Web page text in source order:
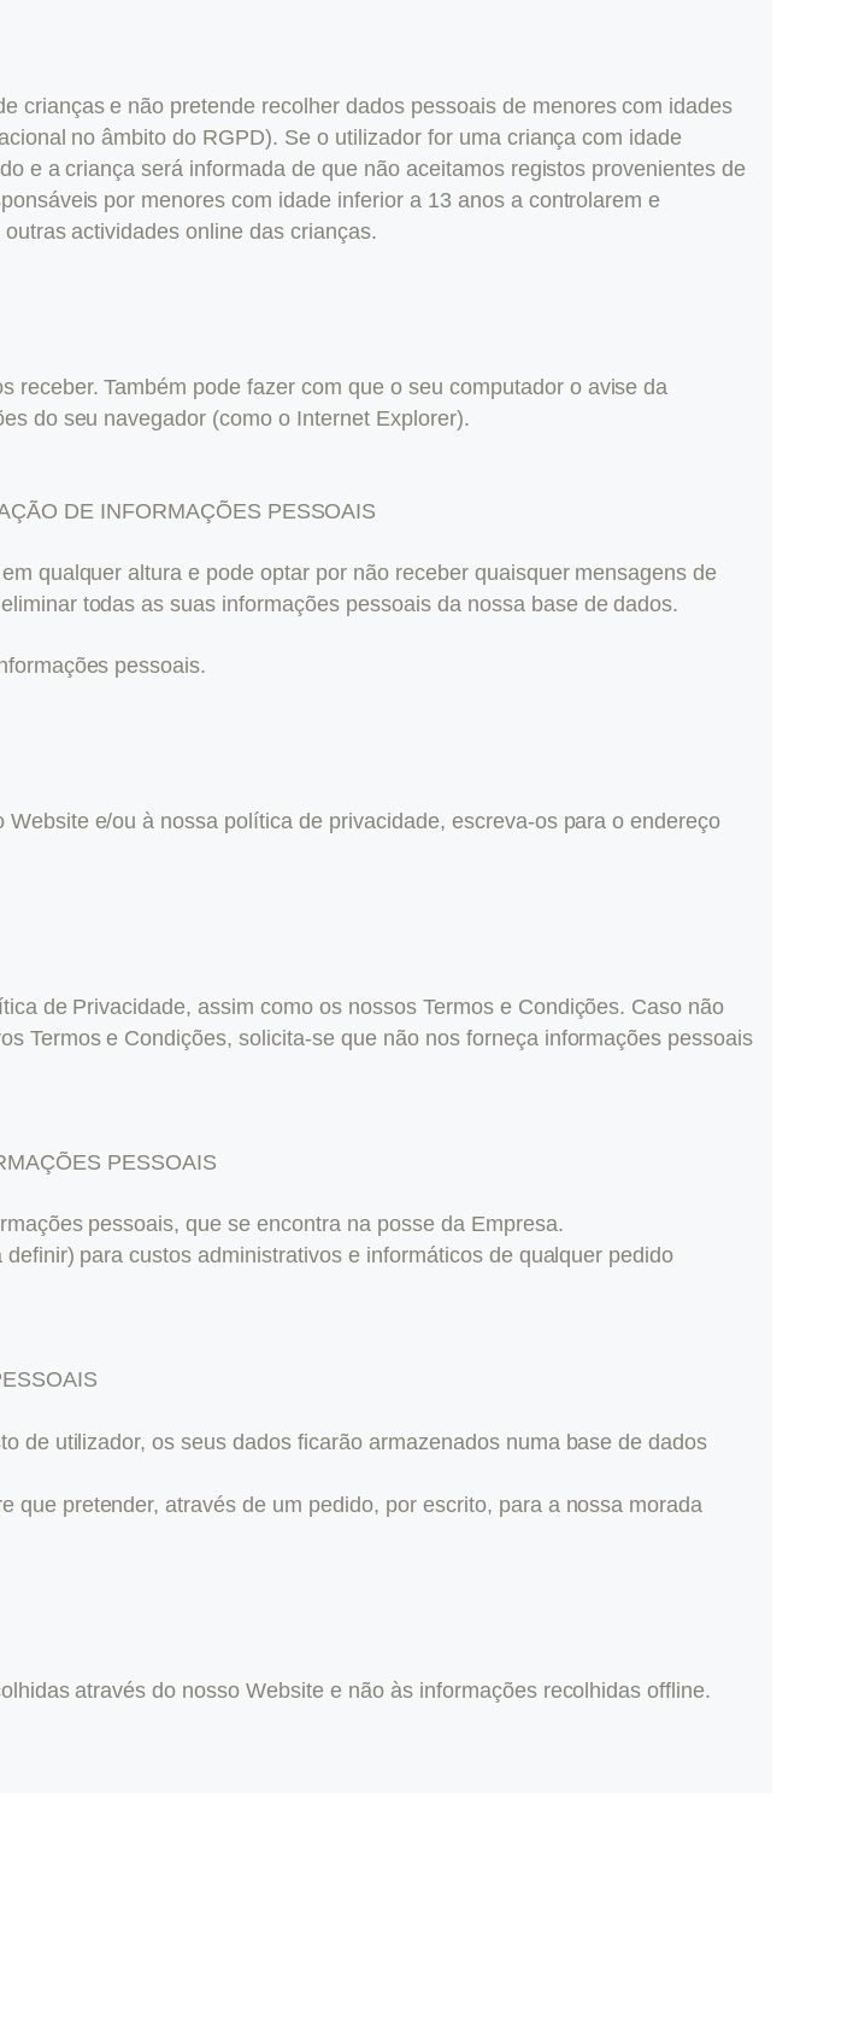
crianças e não pretende recolher dados pessoais de menores com idades
no âmbito do RGPD). Se o utilizador for uma criança com idade
e a criança será informada de que não aceitamos registos provenientes de
por menores com idade inferior a 13 anos a controlarem e
actividades online das crianças.
Também pode fazer com que o seu computador o avise da
do seu navegador (como o Internet Explorer).
DE INFORMAÇÕES PESSOAIS
qualquer altura e pode optar por não receber quaisquer mensagens de
todas as suas informações pessoais da nossa base de dados.
pessoais.
e/ou à nossa política de privacidade, escreva-os para o endereço
de Privacidade, assim como os nossos Termos e Condições. Caso não
Termos e Condições, solicita-se que não nos forneça informações pessoais
PESSOAIS
pessoais, que se encontra na posse da Empresa.
para custos administrativos e informáticos de qualquer pedido
de utilizador, os seus dados ficarão armazenados numa base de dados
pretender, através de um pedido, por escrito, para a nossa morada
através do nosso Website e não às informações recolhidas offline.